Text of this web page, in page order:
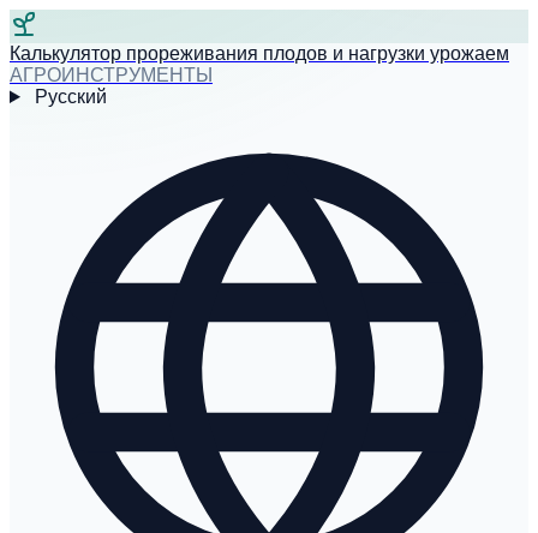
Калькулятор прореживания плодов и нагрузки урожаем
АГРОИНСТРУМЕНТЫ
Русский